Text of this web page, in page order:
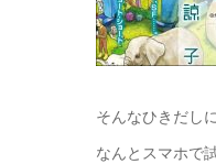
そんなひきだし
なんとスマホで